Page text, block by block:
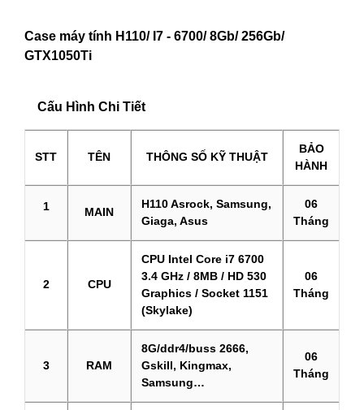
Case máy tính H110/ I7 - 6700/ 8Gb/ 256Gb/
GTX1050Ti
Cấu Hình Chi Tiết
STT TÊN THÔNG SỐ KỸ THUẬT
BẢO
HÀNH
1 MAIN
H110 Asrock, Samsung,
Giaga, Asus
06
Tháng
2 CPU
CPU Intel Core i7 6700
3.4 GHz / 8MB / HD 530
Graphics / Socket 1151
(Skylake)
06
Tháng
3 RAM
8G/ddr4/buss 2666,
Gskill, Kingmax,
Samsung…
06
Tháng